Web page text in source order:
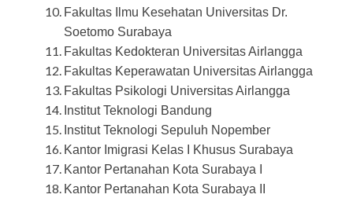
Fakultas Ilmu Kesehatan Universitas Dr.
Soetomo Surabaya
Fakultas Kedokteran Universitas Airlangga
Fakultas Keperawatan Universitas Airlangga
Fakultas Psikologi Universitas Airlangga
Institut Teknologi Bandung
Institut Teknologi Sepuluh Nopember
Kantor Imigrasi Kelas I Khusus Surabaya
Kantor Pertanahan Kota Surabaya I
Kantor Pertanahan Kota Surabaya II